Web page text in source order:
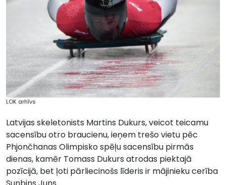
LOK arhīvs
Latvijas skeletonists Martins Dukurs, veicot teicamu
sacensību otro braucienu, ieņem trešo vietu pēc
Phjončhanas Olimpisko spēļu sacensību pirmās
dienas, kamēr Tomass Dukurs atrodas piektajā
pozīcijā, bet ļoti pārliecinošs līderis ir mājinieku cerība